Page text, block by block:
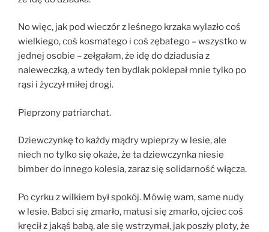
No więc, jak pod wieczór z leśnego krzaka wylazło coś
wielkiego, coś kosmatego i coś zębatego – wszystko w
jednej osobie – zełgałam, że idę do dziadusia z
naleweczką, a wtedy ten bydlak poklepał mnie tylko po
rąsi i życzył miłej drogi.
Pieprzony patriarchat.
Dziewczynkę to każdy mądry wpieprzy w lesie, ale
niech no tylko się okaże, że ta dziewczynka niesie
bimber do innego kolesia, zaraz się solidarność włącza.
Po cyrku z wilkiem był spokój. Mówię wam, same nudy
w lesie. Babci się zmarło, matusi się zmarło, ojciec coś
kręcił z jakąś babą, ale się wstrzymał, jak poszły ploty, że